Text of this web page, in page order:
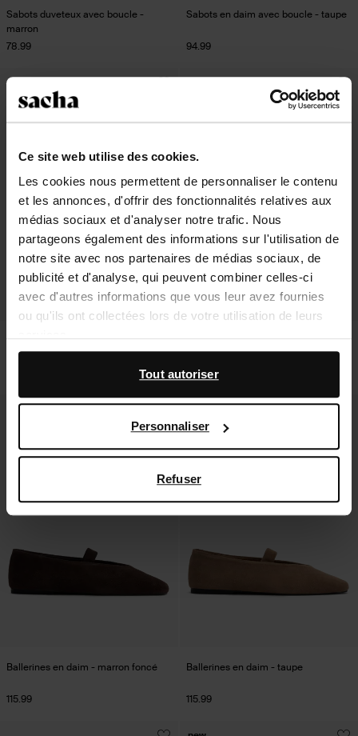
Ce site web utilise des cookies.
Les cookies nous permettent de personnaliser le contenu
et les annonces, d'offrir des fonctionnalités relatives aux
médias sociaux et d'analyser notre trafic. Nous
partageons également des informations sur l'utilisation de
notre site avec nos partenaires de médias sociaux, de
publicité et d'analyse, qui peuvent combiner celles-ci
avec d'autres informations que vous leur avez fournies
ou qu'ils ont collectées lors de votre utilisation de leurs
En outre, nous travaillons avec Google à des fins de
publicité et de mesure. Vous pouvez en savoir plus sur la
page Sécurité et confidentialité des entreprises
de Google,
Tout autoriser
Personnaliser
Refuser
Sabots duveteux avec boucle -
marron
78.99
Sabots en daim avec boucle - taupe
94.99
Chaussures bateau en cuir effet
brownwashed
new
Chaussures bateau en daim avec
clous - marron
136.99
Ballerines en daim - marron foncé
115.99
Ballerines en daim - taupe
115.99